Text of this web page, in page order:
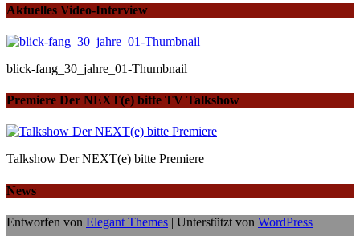
Aktuelles Video-Interview
blick-fang_30_jahre_01-Thumbnail
Premiere Der NEXT(e) bitte TV Talkshow
Talkshow Der NEXT(e) bitte Premiere
News
Entworfen von Elegant Themes | Unterstützt von WordPress